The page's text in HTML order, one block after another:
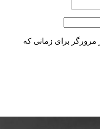
مرورگر برای زمانی که